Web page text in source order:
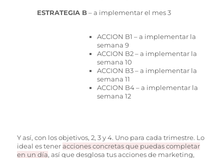
ESTRATEGIA B – a implementar el mes 3
ACCION B1 – a implementar la
semana 9
ACCION B2 – a implementar la
semana 10
ACCION B3 – a implementar la
semana 11
ACCION B4 – a implementar la
semana 12
Y así, con los objetivos, 2, 3 y 4. Uno para cada trimestre. Lo
ideal es teneracciones concretas que puedas completar
en un día, así que desglosa tus acciones de marketing,